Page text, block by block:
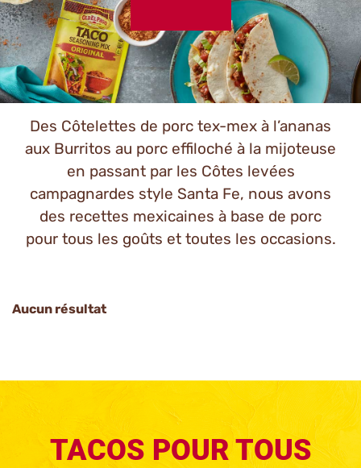
Des Côtelettes de porc tex-mex à l’ananas
aux Burritos au porc effiloché à la mijoteuse
en passant par les Côtes levées
campagnardes style Santa Fe, nous avons
des recettes mexicaines à base de porc
pour tous les goûts et toutes les occasions.
Aucun résultat
TACOS POUR TOUS